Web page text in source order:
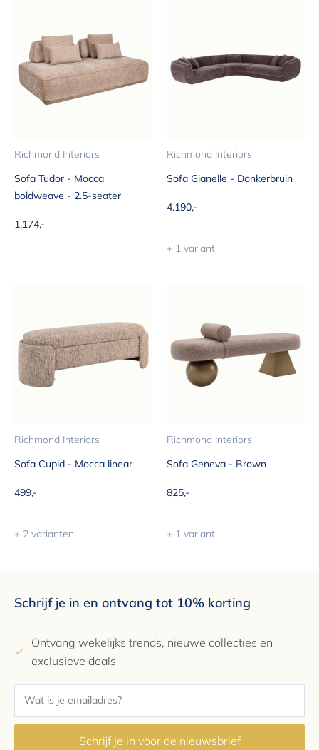
Schrijf je in en ontvang tot 10% korting
Ontvang wekelijks trends, nieuwe collecties en
exclusieve deals
Schrijf je in voor de nieuwsbrief
Richmond Interiors
Sofa Tudor - Mocca
boldweave - 2.5-seater
Aanbiedingsprijs
1.174,-
Richmond Interiors
Sofa Gianelle - Donkerbruin
Aanbiedingsprijs
4.190,-
+ 1 variant
Richmond Interiors
Sofa Cupid - Mocca linear
Aanbiedingsprijs
499,-
+ 2 varianten
Richmond Interiors
Sofa Geneva - Brown
Aanbiedingsprijs
825,-
+ 1 variant